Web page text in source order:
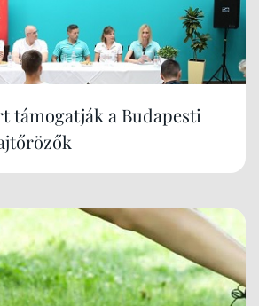
támogatják a Budapesti